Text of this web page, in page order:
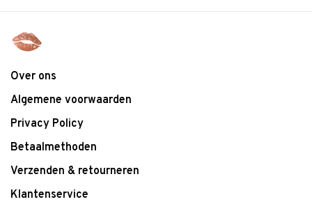
Over ons
Algemene voorwaarden
Privacy Policy
Betaalmethoden
Verzenden & retourneren
Klantenservice